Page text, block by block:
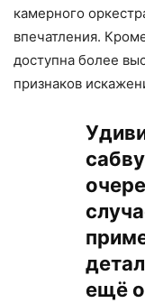
камерного
впечатления.
доступна более
признаков
ещё